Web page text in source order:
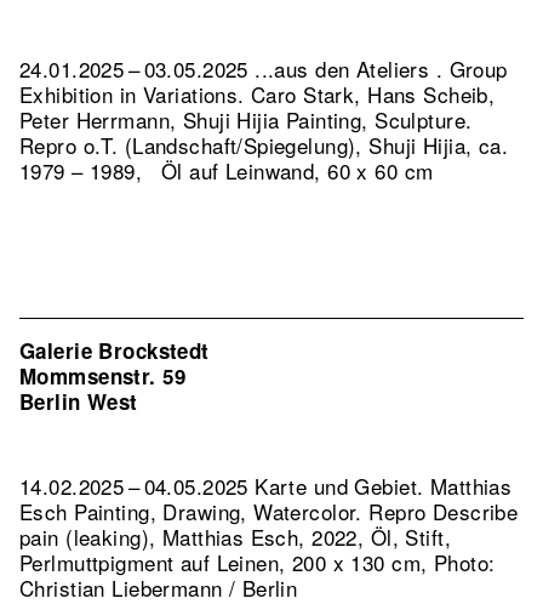
24.01.2025 – 03.05.2025 ...aus den Ateliers . Group
Exhibition in Variations. Caro Stark, Hans Scheib,
Peter Herrmann, Shuji Hijia Painting, Sculpture.
Repro o.T. (Landschaft/Spiegelung), Shuji Hijia, ca.
1979 – 1989, Öl auf Leinwand, 60 x 60 cm
Galerie Brockstedt
Mommsenstr. 59
Berlin West
14.02.2025 – 04.05.2025 Karte und Gebiet. Matthias
Esch Painting, Drawing, Watercolor. Repro Describe
pain (leaking), Matthias Esch, 2022, Öl, Stift,
Perlmuttpigment auf Leinen, 200 x 130 cm, Photo:
Christian Liebermann / Berlin